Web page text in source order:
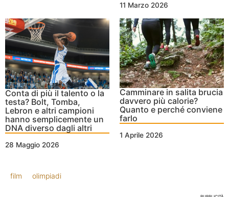
11 Marzo 2026
Conta di più il talento o la
testa? Bolt, Tomba,
Lebron e altri campioni
hanno semplicemente un
DNA diverso dagli altri
28 Maggio 2026
Camminare in salita brucia
davvero più calorie?
Quanto e perché conviene
farlo
1 Aprile 2026
film olimpiadi